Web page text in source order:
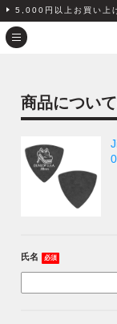
5,000円以上お買い上
商品につい
氏名 必須